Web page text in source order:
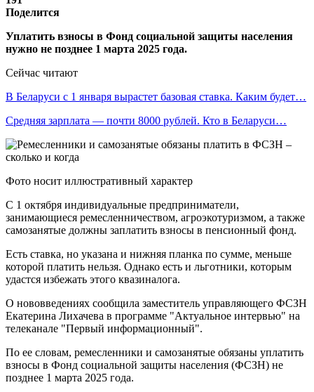
Поделится
Уплатить взносы в Фонд социальной защиты населения
нужно не позднее 1 марта 2025 года.
Сейчас читают
В Беларуси с 1 января вырастет базовая ставка. Каким будет…
Средняя зарплата — почти 8000 рублей. Кто в Беларуси…
Фото носит иллюстративный характер
С 1 октября индивидуальные предприниматели,
занимающиеся ремесленничеством, агроэкотуризмом, а также
самозанятые должны заплатить взносы в пенсионный фонд.
Есть ставка, но указана и нижняя планка по сумме, меньше
которой платить нельзя. Однако есть и льготники, которым
удастся избежать этого квазиналога.
О нововведениях сообщила заместитель управляющего ФСЗН
Екатерина Лихачева в программе "Актуальное интервью" на
телеканале "Первый информационный".
По ее словам, ремесленники и самозанятые обязаны уплатить
взносы в Фонд социальной защиты населения (ФСЗН) не
позднее 1 марта 2025 года.